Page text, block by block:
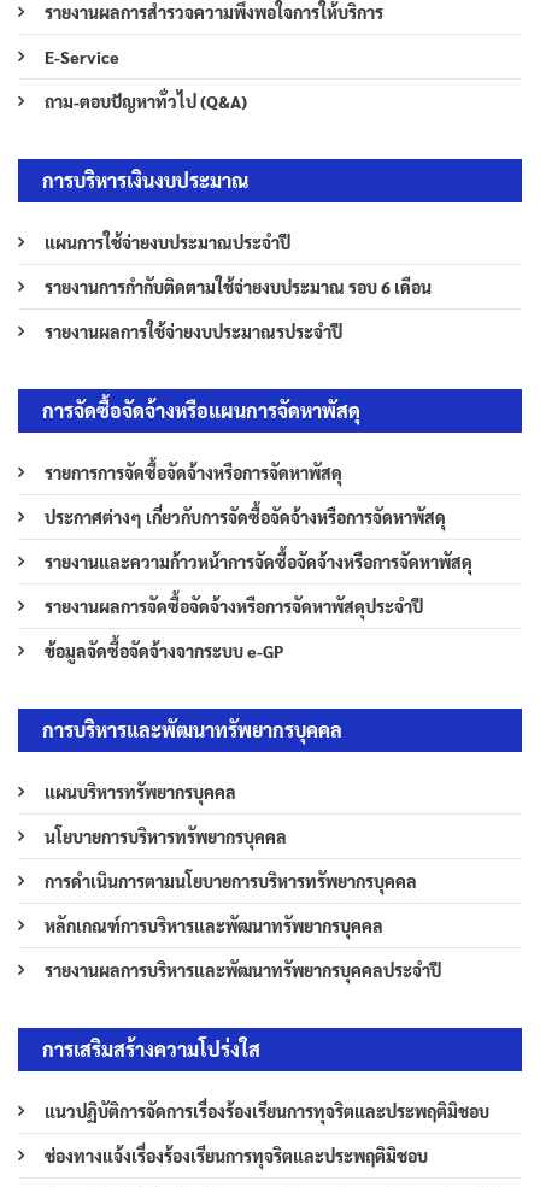
รายงานผลการสำรวจความพึงพอใจการให้บริการ
E-Service
ถาม-ตอบปัญหาทั่วไป (Q&A)
การบริหารเงินงบประมาณ
แผนการใช้จ่ายงบประมาณประจำปี
รายงานการกำกับติดตามใช้จ่ายงบประมาณ รอบ 6 เดือน
รายงานผลการใช้จ่ายงบประมาณรประจำปี
การจัดซื้อจัดจ้างหรือแผนการจัดหาพัสดุ
รายการการจัดซื้อจัดจ้างหรือการจัดหาพัสดุ
ประกาศต่างๆ เกี่ยวกับการจัดซื้อจัดจ้างหรือการจัดหาพัสดุ
รายงานและความก้าวหน้าการจัดซื้อจัดจ้างหรือการจัดหาพัสดุ
รายงานผลการจัดซื้อจัดจ้างหรือการจัดหาพัสดุประจำปี
ข้อมูลจัดซื้อจัดจ้างจากระบบ e-GP
การบริหารและพัฒนาทรัพยากรบุคคล
แผนบริหารทรัพยากรบุคคล
นโยบายการบริหารทรัพยากรบุคคล
การดำเนินการตามนโยบายการบริหารทรัพยากรบุคคล
หลักเกณฑ์การบริหารและพัฒนาทรัพยากรบุคคล
รายงานผลการบริหารและพัฒนาทรัพยากรบุคคลประจำปี
การเสริมสร้างความโปร่งใส
แนวปฏิบัติการจัดการเรื่องร้องเรียนการทุจริตและประพฤติมิชอบ
ช่องทางแจ้งเรื่องร้องเรียนการทุจริตและประพฤติมิชอบ